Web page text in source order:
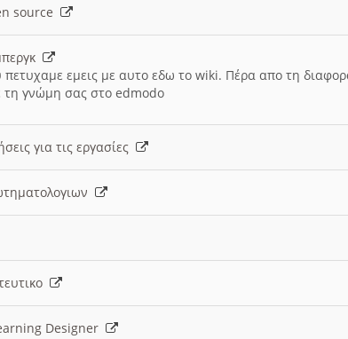
source
εμεις με αυτο εδω το wiki. Πέρα απο τη
τη γνώμη σας στο edmodo
για τις εργασίες
Designer